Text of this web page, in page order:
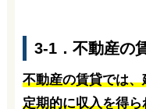
3-1．不動産の
不動産の賃貸では
定期的に収入を得ら